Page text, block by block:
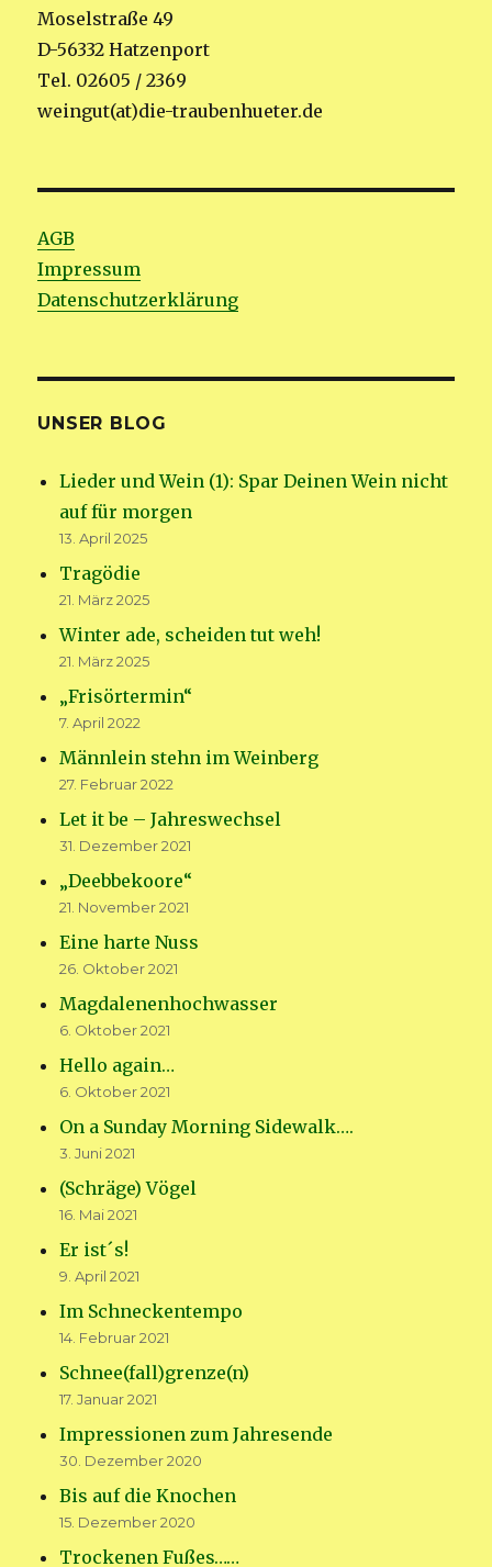
Moselstraße 49
D-56332 Hatzenport
Tel. 02605 / 2369
weingut(at)die-traubenhueter.de
AGB
Impressum
Datenschutzerklärung
UNSER BLOG
Lieder und Wein (1): Spar Deinen Wein nicht
auf für morgen
13. April 2025
Tragödie
21. März 2025
Winter ade, scheiden tut weh!
21. März 2025
„Frisörtermin“
7. April 2022
Männlein stehn im Weinberg
27. Februar 2022
Let it be – Jahreswechsel
31. Dezember 2021
„Deebbekoore“
21. November 2021
Eine harte Nuss
26. Oktober 2021
Magdalenenhochwasser
6. Oktober 2021
Hello again…
6. Oktober 2021
On a Sunday Morning Sidewalk….
3. Juni 2021
(Schräge) Vögel
16. Mai 2021
Er ist´s!
9. April 2021
Im Schneckentempo
14. Februar 2021
Schnee(fall)grenze(n)
17. Januar 2021
Impressionen zum Jahresende
30. Dezember 2020
Bis auf die Knochen
15. Dezember 2020
Trockenen Fußes……